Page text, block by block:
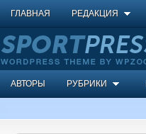
ГЛАВНАЯ РЕДАКЦИЯ
АВТОРЫ РУБРИКИ